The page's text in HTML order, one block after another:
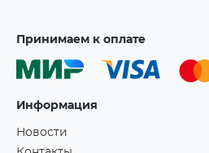
Принимаем к оплате
Информация
Новости